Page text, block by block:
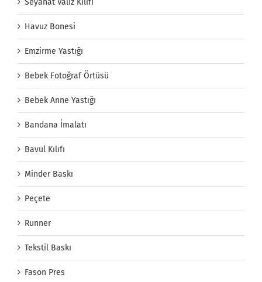
Seyahat Valiz Kılıfı
Havuz Bonesi
Emzirme Yastığı
Bebek Fotoğraf Örtüsü
Bebek Anne Yastığı
Bandana İmalatı
Bavul Kılıfı
Minder Baskı
Peçete
Runner
Tekstil Baskı
Fason Pres